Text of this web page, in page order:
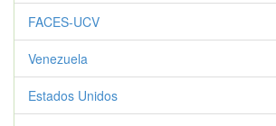
FACES-UCV
Venezuela
Estados Unidos